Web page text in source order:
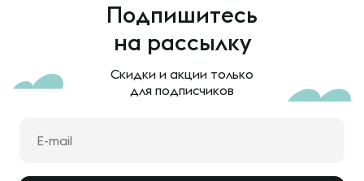
Подпишитесь
на рассылку
Скидки и акции только
для подписчиков